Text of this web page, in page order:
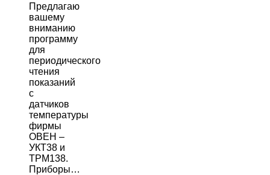
Предлагаю
вашему
вниманию
программу
для
периодического
чтения
показаний
с
датчиков
температуры
фирмы
ОВЕН –
УКТ38 и
ТРМ138.
Приборы…